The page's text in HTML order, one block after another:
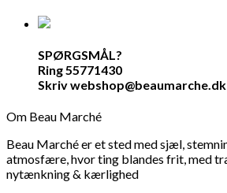
SPØRGSMÅL?
Ring 55771430
Skriv webshop@beaumarche.dk
Om Beau Marché
Beau Marché er et sted med sjæl,
atmosfære, hvor ting blandes frit, med
nytænkning & kærlighed